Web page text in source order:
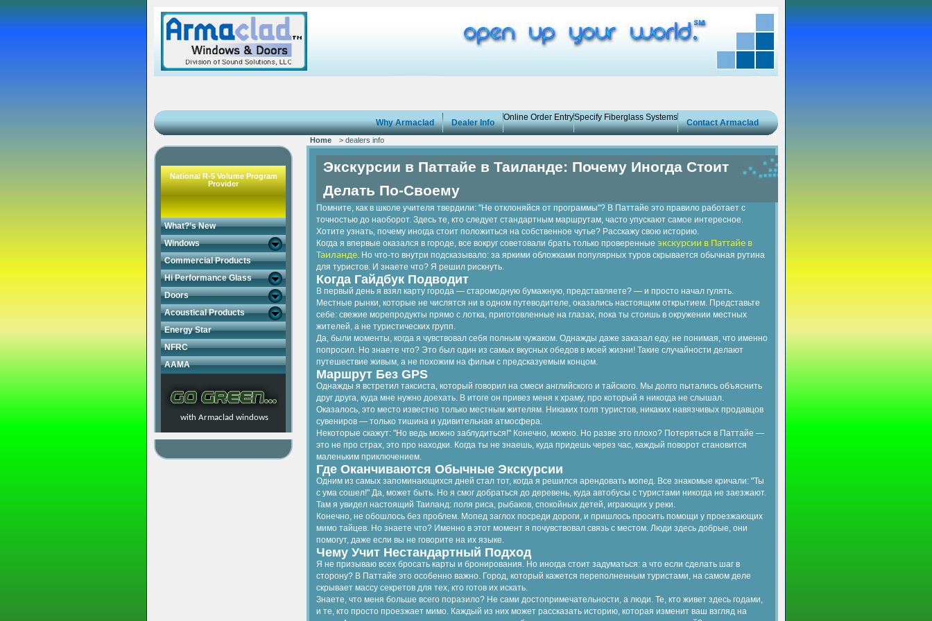
Why Armaclad Dealer Info
Online Order EntrySpecify Fiberglass Systems
Contact Armaclad
Home > dealers info
Экскурсии в Паттайе в Таиланде: Почему Иногда Стоит
Делать По-Своему
Помните, как в школе учителя твердили: "Не отклоняйся от программы"? В Паттайе это правило работает с
точностью до наоборот. Здесь те, кто следует стандартным маршрутам, часто упускают самое интересное.
Хотите узнать, почему иногда стоит положиться на собственное чутье? Расскажу свою историю.
Когда я впервые оказался в городе, все вокруг советовали брать только проверенные экскурсии в Паттайе в
Таиланде. Но что-то внутри подсказывало: за яркими обложками популярных туров скрывается обычная рутина
для туристов. И знаете что? Я решил рискнуть.
Когда Гайдбук Подводит
В первый день я взял карту города — старомодную бумажную, представляете? — и просто начал гулять.
Местные рынки, которые не числятся ни в одном путеводителе, оказались настоящим открытием. Представьте
себе: свежие морепродукты прямо с лотка, приготовленные на глазах, пока ты стоишь в окружении местных
жителей, а не туристических групп.
Да, были моменты, когда я чувствовал себя полным чужаком. Однажды даже заказал еду, не понимая, что именно
попросил. Но знаете что? Это был один из самых вкусных обедов в моей жизни! Такие случайности делают
путешествие живым, а не похожим на фильм с предсказуемым концом.
Маршрут Без GPS
Однажды я встретил таксиста, который говорил на смеси английского и тайского. Мы долго пытались объяснить
друг друга, куда мне нужно доехать. В итоге он привез меня к храму, про который я никогда не слышал.
Оказалось, это место известно только местным жителям. Никаких толп туристов, никаких навязчивых продавцов
сувениров — только тишина и удивительная атмосфера.
Некоторые скажут: "Но ведь можно заблудиться!" Конечно, можно. Но разве это плохо? Потеряться в Паттайе —
это не про страх, это про находки. Когда ты не знаешь, куда придешь через час, каждый поворот становится
маленьким приключением.
Где Оканчиваются Обычные Экскурсии
Одним из самых запоминающихся дней стал тот, когда я решился арендовать мопед. Все знакомые кричали: "Ты
с ума сошел!" Да, может быть. Но я смог добраться до деревень, куда автобусы с туристами никогда не заезжают.
Там я увидел настоящий Таиланд: поля риса, рыбаков, спокойных детей, играющих у реки.
Конечно, не обошлось без проблем. Мопед заглох посреди дороги, и пришлось просить помощи у проезжающих
мимо тайцев. Но знаете что? Именно в этот момент я почувствовал связь с местом. Люди здесь добрые, они
помогут, даже если вы не говорите на их языке.
Чему Учит Нестандартный Подход
Я не призываю всех бросать карты и бронирования. Но иногда стоит задуматься: а что если сделать шаг в
сторону? В Паттайе это особенно важно. Город, который кажется переполненным туристами, на самом деле
скрывает массу секретов для тех, кто готов их искать.
Знаете, что меня больше всего поразило? Не сами достопримечательности, а люди. Те, кто живет здесь годами,
и те, кто просто проезжает мимо. Каждый из них может рассказать историю, которая изменит ваш взгляд на
National R-5 Volume Program
Provider
What?’s New
Windows
Commercial Products
Hi Performance Glass
Doors
Acoustical Products
Energy Star
NFRC
AAMA
with Armaclad windows